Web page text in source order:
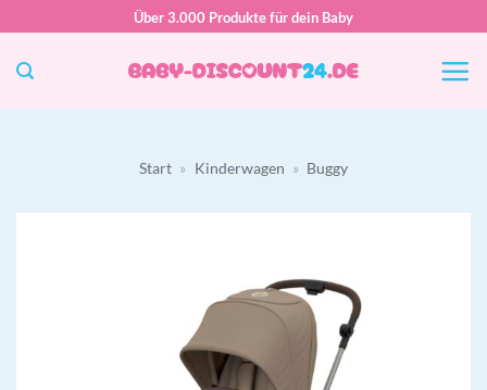
springen
Über 3.000 Produkte für dein Baby
Start » Kinderwagen » Buggy